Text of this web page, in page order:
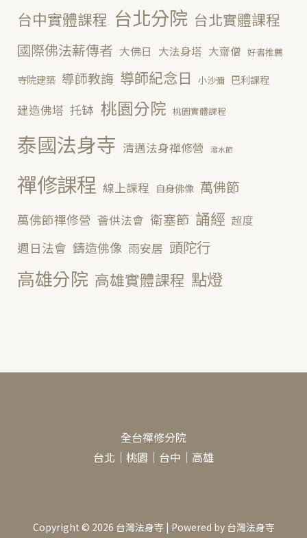
台中實體課程 台北分院 台北實體課程
國際佛法薪傳者 大佛日 大法身塔 大齋僧 好書推薦
寺院建築 導師教誨 導師紀念日 小沙彌 巴利課程
建造佛塔 托缽 桃園分院 桃園實體課程
泰國法身寺 清邁法身禪修營 潑水節
禪修課程 線上課程 自身佛像 萬佛節
萬佛節禪修營 薈供法會 衛塞節 誦經 超度
週日法會 鑄造佛像 雨安居 頭陀行
高雄分院 高雄實體課程 點燈
全台禪修分院
台北 ｜ 桃園 ｜ 台中 ｜ 高雄
Copyright © 2026 台灣法身寺 | Powered by 台灣法身寺